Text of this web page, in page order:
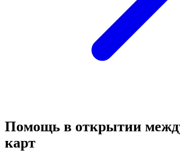
Помощь в открытии
карт